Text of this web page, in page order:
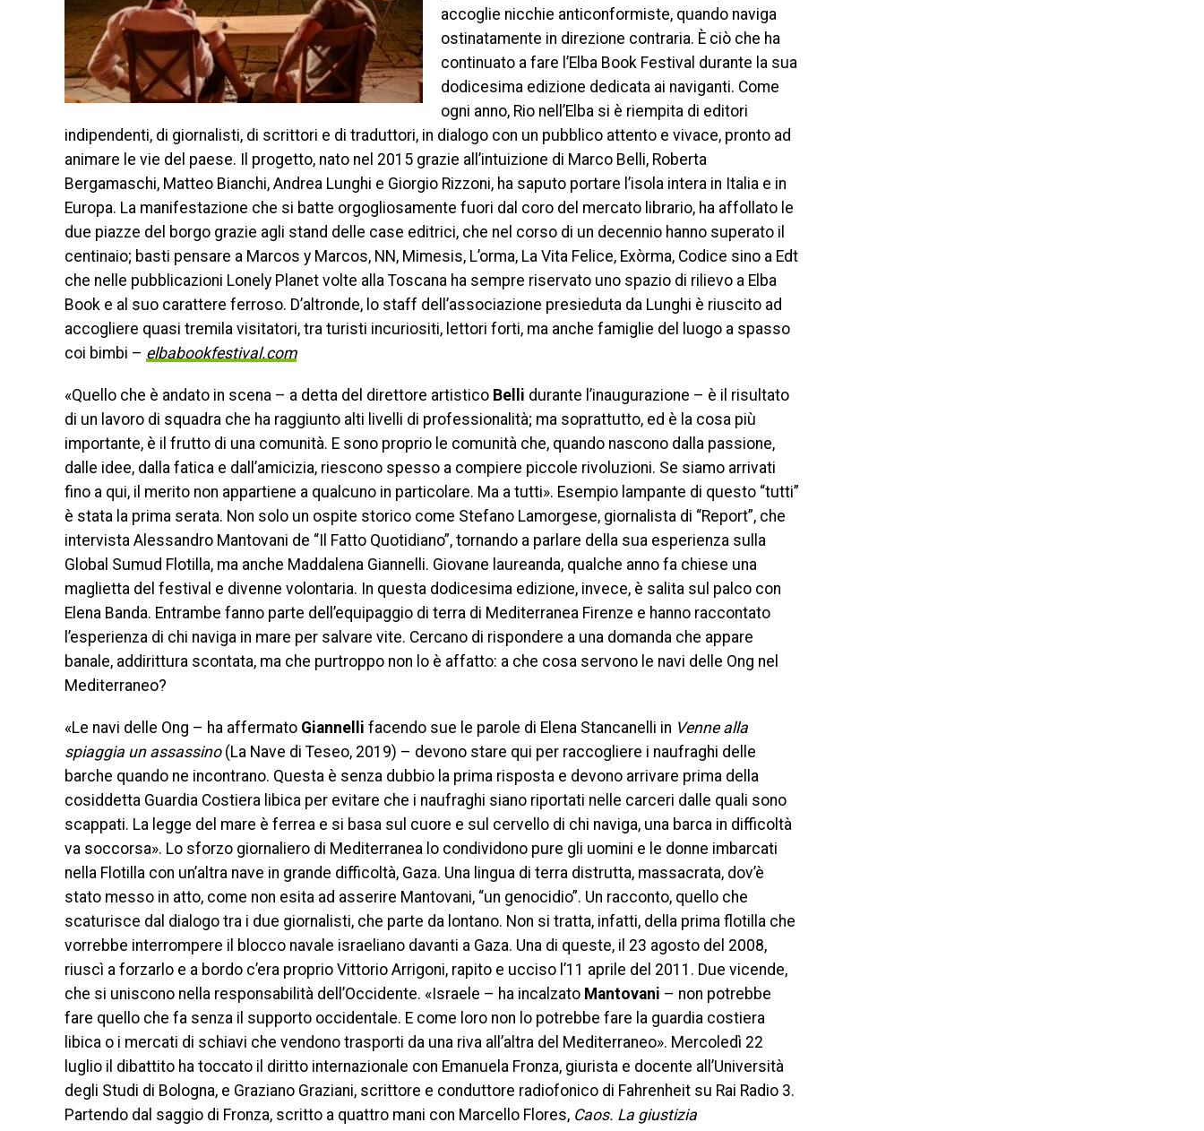
accoglie nicchie anticonformiste, quando naviga
ostinatamente in direzione contraria. È ciò che ha
continuato a fare l’Elba Book Festival durante la sua
dodicesima edizione dedicata ai naviganti. Come
ogni anno, Rio nell’Elba si è riempita di editori
indipendenti, di giornalisti, di scrittori e di traduttori, in dialogo con un pubblico attento e vivace, pronto ad
animare le vie del paese. Il progetto, nato nel 2015 grazie all’intuizione di Marco Belli, Roberta
Bergamaschi, Matteo Bianchi, Andrea Lunghi e Giorgio Rizzoni, ha saputo portare l’isola intera in Italia e in
Europa. La manifestazione che si batte orgogliosamente fuori dal coro del mercato librario, ha affollato le
due piazze del borgo grazie agli stand delle case editrici, che nel corso di un decennio hanno superato il
centinaio; basti pensare a Marcos y Marcos, NN, Mimesis, L’orma, La Vita Felice, Exòrma, Codice sino a Edt
che nelle pubblicazioni Lonely Planet volte alla Toscana ha sempre riservato uno spazio di rilievo a Elba
Book e al suo carattere ferroso. D’altronde, lo staff dell’associazione presieduta da Lunghi è riuscito ad
accogliere quasi tremila visitatori, tra turisti incuriositi, lettori forti, ma anche famiglie del luogo a spasso
coi bimbi – elbabookfestival.com
«Quello che è andato in scena – a detta del direttore artistico Belli durante l’inaugurazione – è il risultato
di un lavoro di squadra che ha raggiunto alti livelli di professionalità; ma soprattutto, ed è la cosa più
importante, è il frutto di una comunità. E sono proprio le comunità che, quando nascono dalla passione,
dalle idee, dalla fatica e dall’amicizia, riescono spesso a compiere piccole rivoluzioni. Se siamo arrivati
fino a qui, il merito non appartiene a qualcuno in particolare. Ma a tutti». Esempio lampante di questo “tutti”
è stata la prima serata. Non solo un ospite storico come Stefano Lamorgese, giornalista di “Report”, che
intervista Alessandro Mantovani de “Il Fatto Quotidiano”, tornando a parlare della sua esperienza sulla
Global Sumud Flotilla, ma anche Maddalena Giannelli. Giovane laureanda, qualche anno fa chiese una
maglietta del festival e divenne volontaria. In questa dodicesima edizione, invece, è salita sul palco con
Elena Banda. Entrambe fanno parte dell’equipaggio di terra di Mediterranea Firenze e hanno raccontato
l’esperienza di chi naviga in mare per salvare vite. Cercano di rispondere a una domanda che appare
banale, addirittura scontata, ma che purtroppo non lo è affatto: a che cosa servono le navi delle Ong nel
Mediterraneo?
«Le navi delle Ong – ha affermato Giannelli facendo sue le parole di Elena Stancanelli in Venne alla
spiaggia un assassino(La Nave di Teseo, 2019) – devono stare qui per raccogliere i naufraghi delle
barche quando ne incontrano. Questa è senza dubbio la prima risposta e devono arrivare prima della
cosiddetta Guardia Costiera libica per evitare che i naufraghi siano riportati nelle carceri dalle quali sono
scappati. La legge del mare è ferrea e si basa sul cuore e sul cervello di chi naviga, una barca in difficoltà
va soccorsa». Lo sforzo giornaliero di Mediterranea lo condividono pure gli uomini e le donne imbarcati
nella Flotilla con un’altra nave in grande difficoltà, Gaza. Una lingua di terra distrutta, massacrata, dov’è
stato messo in atto, come non esita ad asserire Mantovani, “un genocidio”. Un racconto, quello che
scaturisce dal dialogo tra i due giornalisti, che parte da lontano. Non si tratta, infatti, della prima flotilla che
vorrebbe interrompere il blocco navale israeliano davanti a Gaza. Una di queste, il 23 agosto del 2008,
riuscì a forzarlo e a bordo c’era proprio Vittorio Arrigoni, rapito e ucciso l’11 aprile del 2011. Due vicende,
che si uniscono nella responsabilità dell’Occidente. «Israele – ha incalzato Mantovani – non potrebbe
fare quello che fa senza il supporto occidentale. E come loro non lo potrebbe fare la guardia costiera
libica o i mercati di schiavi che vendono trasporti da una riva all’altra del Mediterraneo». Mercoledì 22
luglio il dibattito ha toccato il diritto internazionale con Emanuela Fronza, giurista e docente all’Università
degli Studi di Bologna, e Graziano Graziani, scrittore e conduttore radiofonico di Fahrenheit su Rai Radio 3.
Partendo dal saggio di Fronza, scritto a quattro mani con Marcello Flores, Caos. La giustizia